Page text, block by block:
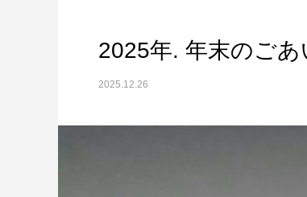
2025年. 年末のごあ
2025.12.26